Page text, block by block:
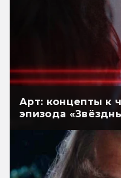
Арт: концепты к
эпизода